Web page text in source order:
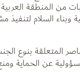
المنطقة العربية
وبناء السلام لتنفيذ
المتعلقة بنوع
عن الحماية